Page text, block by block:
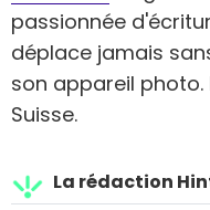
passionnée
déplace jamais
son appareil photo.
Suisse.
La rédaction